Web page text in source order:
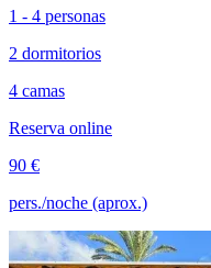
1 - 4 personas
2 dormitorios
4 camas
Reserva online
90 €
pers./noche (aprox.)